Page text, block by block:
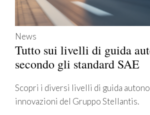
News
Tutto sui livelli di guida
secondo gli standard SAE
Scopri i diversi livelli di guida
innovazioni del Gruppo Stellantis.